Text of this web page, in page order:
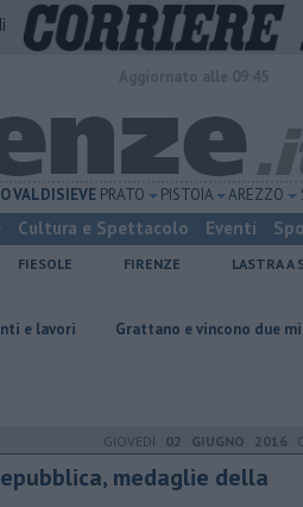
VALDISIEVE PRATO PISTOIA AREZZO
Cultura e Spettacolo Eventi
FIESOLE FIRENZE LASTRA A
Grattano e vincono due milioni e mezzo
GIOVEDÌ 02 GIUGNO 2016
medaglie della